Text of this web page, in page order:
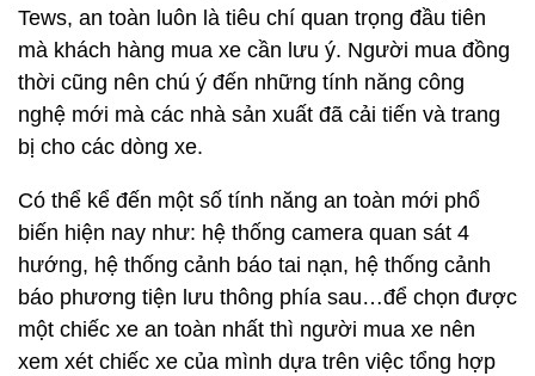
Tews, an toàn luôn là tiêu chí quan trọng đầu tiên
mà khách hàng mua xe cần lưu ý. Người mua đồng
thời cũng nên chú ý đến những tính năng công
nghệ mới mà các nhà sản xuất đã cải tiến và trang
bị cho các dòng xe.
Có thể kể đến một số tính năng an toàn mới phổ
biến hiện nay như: hệ thống camera quan sát 4
hướng, hệ thống cảnh báo tai nạn, hệ thống cảnh
báo phương tiện lưu thông phía sau…để chọn được
một chiếc xe an toàn nhất thì người mua xe nên
xem xét chiếc xe của mình dựa trên việc tổng hợp